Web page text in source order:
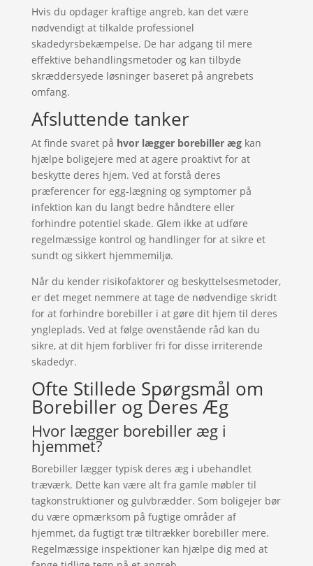
Hvis du opdager kraftige angreb, kan det være
nødvendigt at tilkalde professionel
skadedyrsbekæmpelse. De har adgang til mere
effektive behandlingsmetoder og kan tilbyde
skræddersyede løsninger baseret på angrebets
omfang.
Afsluttende tanker
At finde svaret på hvor lægger borebiller ægkan
hjælpe boligejere med at agere proaktivt for at
beskytte deres hjem. Ved at forstå deres
præferencer for egg-lægning og symptomer på
infektion kan du langt bedre håndtere eller
forhindre potentiel skade. Glem ikke at udføre
regelmæssige kontrol og handlinger for at sikre et
sundt og sikkert hjemmemiljø.
Når du kender risikofaktorer og beskyttelsesmetoder,
er det meget nemmere at tage de nødvendige skridt
for at forhindre borebiller i at gøre dit hjem til deres
yngleplads. Ved at følge ovenstående råd kan du
sikre, at dit hjem forbliver fri for disse irriterende
skadedyr.
Ofte Stillede Spørgsmål om
Borebiller og Deres Æg
Hvor lægger borebiller æg i
hjemmet?
Borebiller lægger typisk deres æg i ubehandlet
træværk. Dette kan være alt fra gamle møbler til
tagkonstruktioner og gulvbrædder. Som boligejer bør
du være opmærksom på fugtige områder af
hjemmet, da fugtigt træ tiltrækker borebiller mere.
Regelmæssige inspektioner kan hjælpe dig med at